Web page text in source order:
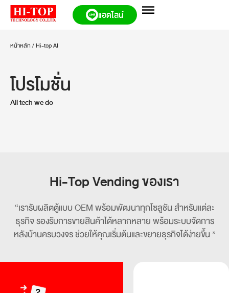
แอดไลน์
หน้าหลัก /Hi-top AI
โปรโมชั่น
All tech we do
Hi-Top Vending ของเรา
“เรารับผลิตตู้แบบ OEM พร้อมพัฒนาทุกโซลูชัน สำหรับแต่ละ
ธุรกิจ รองรับการขายสินค้าได้หลากหลายพร้อมระบบจัดการ
หลังบ้านครบวงจร ช่วยให้คุณเริ่มต้นและขยายธุรกิจได้ง่ายขึ้น ”